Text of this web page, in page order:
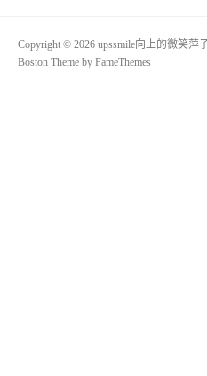
Copyright © 2026 upssmile向上的微笑萍
Boston Theme by FameThemes